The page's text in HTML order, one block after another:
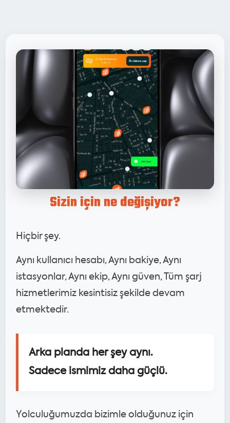
Sizin için ne değişiyor?
Hiçbir şey.
Aynı kullanıcı hesabı, Aynı bakiye, Aynı
istasyonlar, Aynı ekip, Aynı güven, Tüm şarj
hizmetlerimiz kesintisiz şekilde devam
etmektedir.
Arka planda her şey aynı.
Sadece ismimiz daha güçlü.
Yolculuğumuzda bizimle olduğunuz için